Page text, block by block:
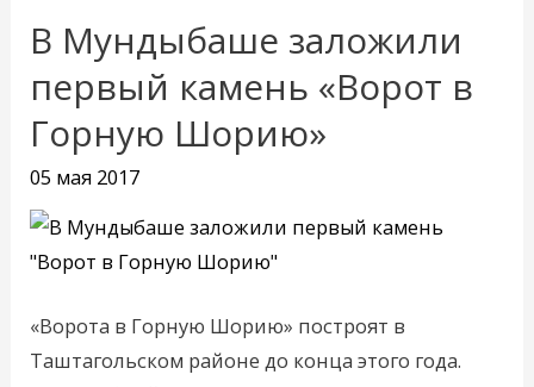
В Мундыбаше заложили
первый камень «Ворот в
Горную Шорию»
05 мая 2017
«Ворота в Горную Шорию» построят в
Таштагольском районе до конца этого года.
В
Мундыбаше
заложили
первый
камень
«Ворот
Горную